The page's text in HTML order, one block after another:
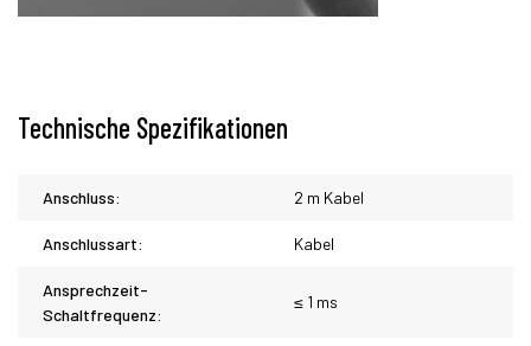
Technische Spezifikationen
Anschluss: 2 m Kabel
Anschlussart: Kabel
Ansprechzeit-
Schaltfrequenz:
≤ 1 ms